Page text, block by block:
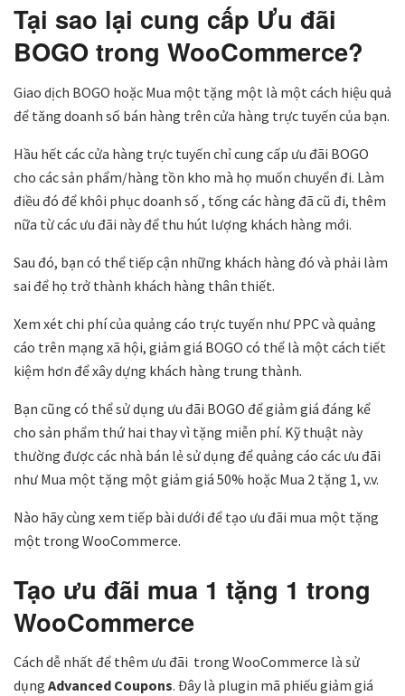
Tại sao lại cung cấp Ưu đãi
BOGO trong WooCommerce?
Giao dịch BOGO hoặc Mua một tặng một là một cách hiệu quả
để tăng doanh số bán hàng trên cửa hàng trực tuyến của bạn.
Hầu hết các cửa hàng trực tuyến chỉ cung cấp ưu đãi BOGO
cho các sản phẩm/hàng tồn kho mà họ muốn chuyển đi. Làm
điều đó để khôi phục doanh số , tống các hàng đã cũ đi, thêm
nữa từ các ưu đãi này để thu hút lượng khách hàng mới.
Sau đó, bạn có thể tiếp cận những khách hàng đó và phải làm
sai để họ trở thành khách hàng thân thiết.
Xem xét chi phí của quảng cáo trực tuyến như PPC và quảng
cáo trên mạng xã hội, giảm giá BOGO có thể là một cách tiết
kiệm hơn để xây dựng khách hàng trung thành.
Bạn cũng có thể sử dụng ưu đãi BOGO để giảm giá đáng kể
cho sản phẩm thứ hai thay vì tặng miễn phí. Kỹ thuật này
thường được các nhà bán lẻ sử dụng để quảng cáo các ưu đãi
như Mua một tặng một giảm giá 50% hoặc Mua 2 tặng 1, v.v.
Nào hãy cùng xem tiếp bài dưới để tạo ưu đãi mua một tặng
một trong WooCommerce.
Tạo ưu đãi mua 1 tặng 1 trong
WooCommerce
Cách dễ nhất để thêm ưu đãi trong WooCommerce là sử
dụng Advanced Coupons. Đây là plugin mã phiếu giảm giá